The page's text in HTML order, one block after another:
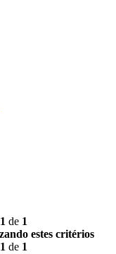
1 de 1
estes critérios
1 de 1